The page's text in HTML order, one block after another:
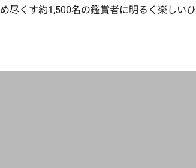
尽くす約1,500名の鑑賞者に明るく楽しいひ